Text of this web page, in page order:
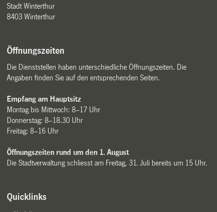
Stadt Winterthur
8403 Winterthur
Öffnungszeiten
Die Dienststellen haben unterschiedliche Öffnungszeiten. Die
Angaben finden Sie auf den entsprechenden Seiten.
Empfang am Hauptsitz
Montag bis Mittwoch: 8–17 Uhr
Donnerstag: 8–18.30 Uhr
Freitag: 8–16 Uhr
Öffnungszeiten rund um den 1. August
Die Stadtverwaltung schliesst am Freitag, 31. Juli bereits um 15 Uhr.
Quicklinks